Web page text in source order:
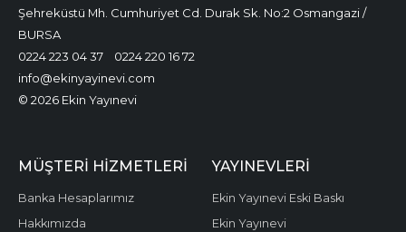
Şehreküstü Mh. Cumhuriyet Cd. Durak Sk. No:2 Osmangazi /
BURSA
0224 223 04 37
0224 220 16 72
info@ekinyayinevi.com
© 2026 Ekin Yayınevi
MÜŞTERI HIZMETLERI
Banka Hesaplarımız
Hakkımızda
YAYINEVLERI
Ekin Yayınevi Eski Baskı
Ekin Yayınevi